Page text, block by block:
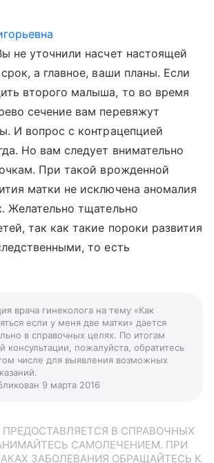
не уточнили насчет настоящей
а главное, ваши планы. Если
второго малыша, то во время
сечение вам перевяжут
И вопрос с контрацепцией
Но вам следует внимательно
При такой врожденной
матки не исключена аномалия
Желательно тщательно
так как такие пороки развития
то есть
врача гинеколога на тему «Как
если у меня две матки» дается
в справочных целях. По итогам
консультации, пожалуйста, обратитесь
числе для выявления возможных
9 марта 2016
В СПРАВОЧНЫХ
САМОЛЕЧЕНИЕМ. ПРИ
ЗАБОЛЕВАНИЯ ОБРАЩАЙТЕСЬ К